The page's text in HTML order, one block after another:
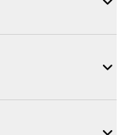
